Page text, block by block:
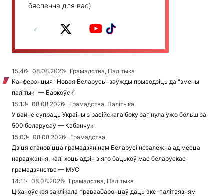
бяспечна для вас)
15:46 08.08.2026
Грамадства, Палітыка
Канферэнцыя "Новая Беларусь" заўжды прыводзіць да "змены
палітык" — Баркоўскі
15:13
08.08.2026
Грамадства, Палітыка
У вайне супраць Украіны з расійскага боку загінула ўжо больш за
500 беларусаў — Кабанчук
15:03
08.08.2026
Грамадства
Дзіця становіцца грамадзянінам Беларусі незалежна ад месца
нараджэння, калі хоць адзін з яго бацькоў мае беларускае
грамадзянства — МУС
14:11
08.08.2026
Грамадства, Палітыка
Ціханоўская заклікала праваабаронцаў даць экс-палітвязням